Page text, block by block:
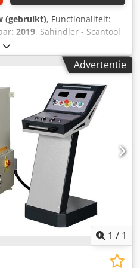
(gebruikt), Functionaliteit:
2019, Sahindler - Scantool
U Uj Alaoha Model PV 60 NC
Rol diameter: 215 mm
mm Capaciteit platstaal op
70 x 7 mm NC-
Hydraulische beweging
Advertentie
1 / 1